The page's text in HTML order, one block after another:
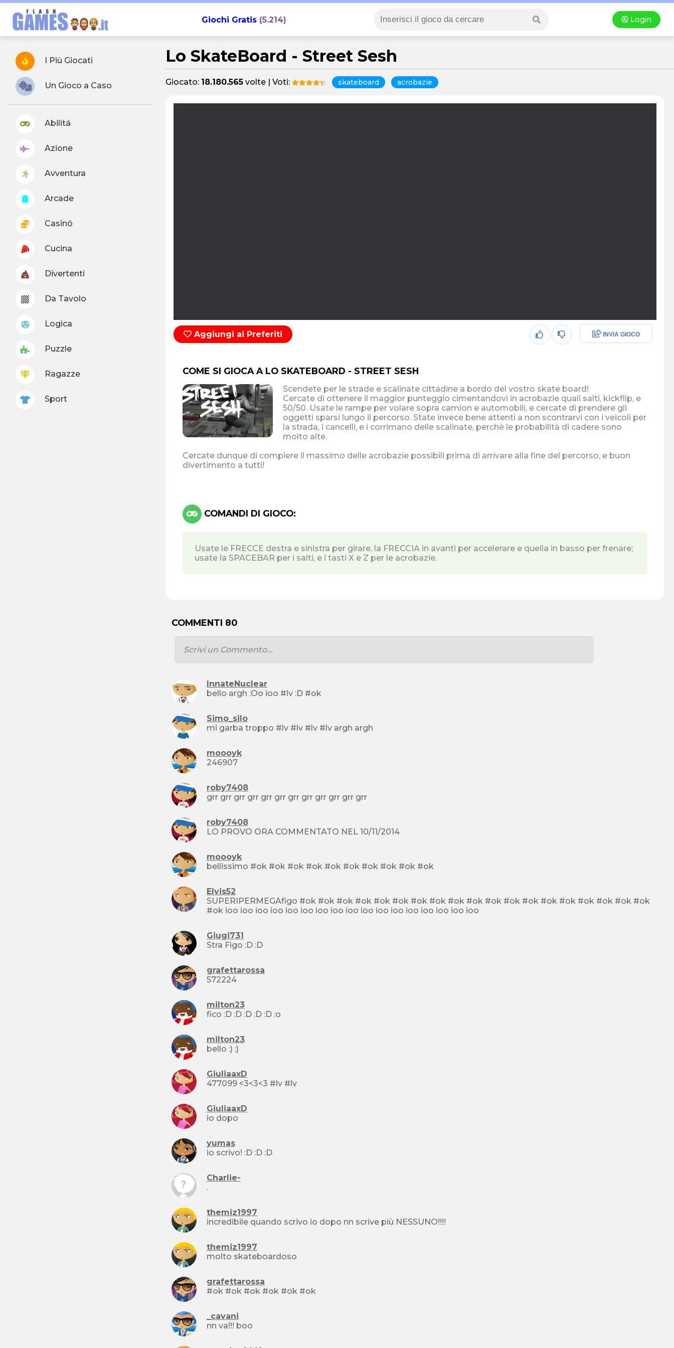
Giochi Gratis(5.214) Login
I Più Giocati
Un Gioco a Caso
Abilitá
Azione
Avventura
Arcade
Casinó
Cucina
Divertenti
Da Tavolo
Logica
Puzzle
Ragazze
Sport
Lo SkateBoard - Street Sesh
Giocato: 18.180.565 volte | Voti: skateboard acrobazie
Aggiungi ai Preferiti INVIA GIOCO
COME SI GIOCA A LO SKATEBOARD - STREET SESH
Scendete per le strade e scalinate cittadine a bordo del vostro skate board!
Cercate di ottenere il maggior punteggio cimentandovi in acrobazie quali salti, kickflip, e
50/50. Usate le rampe per volare sopra camion e automobili, e cercate di prendere gli
oggetti sparsi lungo il percorso. State invece bene attenti a non scontrarvi con i veicoli per
la strada, i cancelli, e i corrimano delle scalinate, perchè le probabilità di cadere sono
molto alte.
Cercate dunque di compiere il massimo delle acrobazie possibili prima di arrivare alla fine del percorso, e buon
divertimento a tutti!
COMANDI DI GIOCO:
Usate le FRECCE destra e sinistra per girare, la FRECCIA in avanti per accelerare e quella in basso per frenare;
usate la SPACEBAR per i salti, e i tasti X e Z per le acrobazie.
COMMENTI 80
InnateNuclear
bello argh :Oo ioo #lv :D #ok
Simo_silo
mi garba troppo #lv #lv #lv #lv argh argh
moooyk
246907
roby7408
grr grr grr grr grr grr grr grr grr grr grr grr
roby7408
LO PROVO ORA COMMENTATO NEL 10/11/2014
moooyk
bellissimo #ok #ok #ok #ok #ok #ok #ok #ok #ok #ok
Elvis52
SUPERIPERMEGAfigo #ok #ok #ok #ok #ok #ok #ok #ok #ok #ok #ok #ok #ok #ok #ok #ok #ok #ok #ok
#ok ioo ioo ioo ioo ioo ioo ioo ioo ioo ioo ioo ioo ioo ioo ioo ioo ioo
Giugi731
Stra Figo :D :D
grafettarossa
572224
milton23
fico :D :D :D :D :D :o
milton23
bello :) :)
GiuliaaxD
477099 <3<3<3 #lv #lv
GiuliaaxD
io dopo
yumas
io scrivo! :D :D :D
Charlie-
.
themiz1997
incredibile quando scrivo io dopo nn scrive più NESSUNO!!!!
themiz1997
molto skateboardoso
grafettarossa
#ok #ok #ok #ok #ok #ok
_cavani
nn va!!! boo